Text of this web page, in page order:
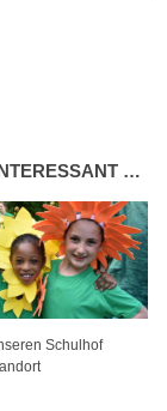
…
Schulhof